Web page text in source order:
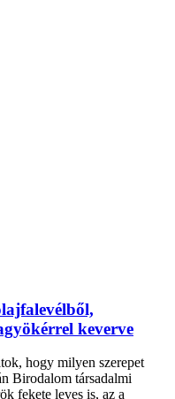
keverve
hogy milyen szerepet
Birodalom társadalmi
fekete leves is, az a